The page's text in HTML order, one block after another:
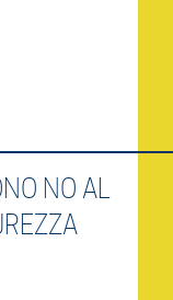
NO AL